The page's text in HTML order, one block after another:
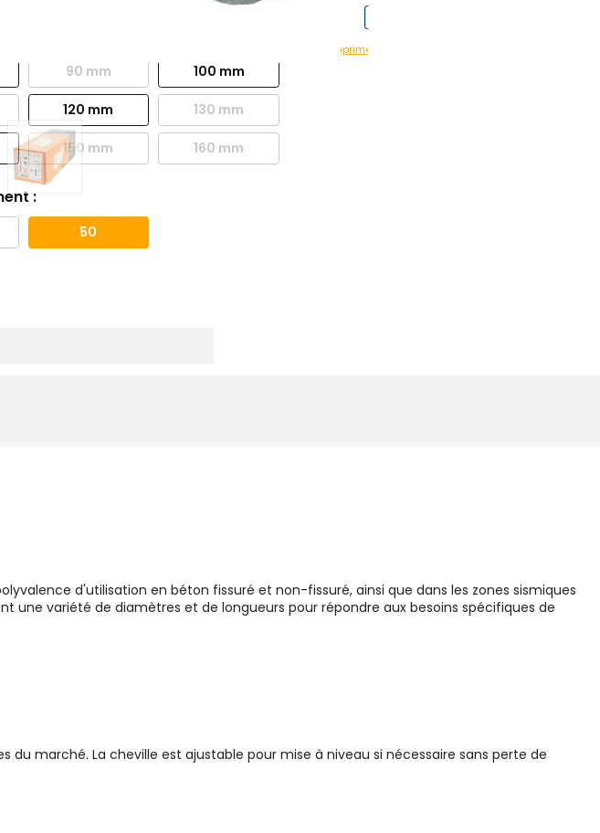
90 mm 100 mm
120 mm 130 mm
150 mm 160 mm
:
50
Imprimer avec prix
d'utilisation en béton fissuré et non-fissuré, ainsi que dans les zones sismiques
une variété de diamètres et de longueurs pour répondre aux besoins spécifiques de
marché. La cheville est ajustable pour mise à niveau si nécessaire sans perte de